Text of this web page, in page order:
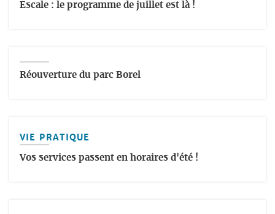
Escale : le programme de juillet est là !
Réouverture du parc Borel
VIE PRATIQUE
Vos services passent en horaires d'été !